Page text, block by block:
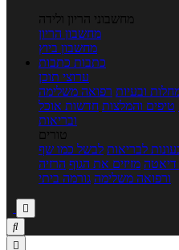
מחשבוני הריון ולידה
מחשבון הריון
מחשבון ביוץ
כתבות כתבות
ערוצי תוכן
ובעיות רפואה משלימה
טיפים והמלצות חדשות אוכל
ובריאות
טורים
לבריאות לבשל כמו שף
דיאטה מזיזים את הגוף הרזיה
ורפואה משלימה גורמה ביתי


